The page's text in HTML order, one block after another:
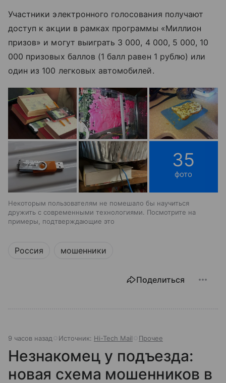
Участники электронного голосования получают
доступ к акции в рамках программы «Миллион
призов» и могут выиграть 3 000, 4 000, 5 000, 10
000 призовых баллов (1 балл равен 1 рублю) или
один из 100 легковых автомобилей.
35
фото
Некоторым пользователям не помешало бы научиться
дружить с современными технологиями. Посмотрите на
примеры, подтверждающие это
Россия мошенники
Поделиться
9 часов назад Источник: Hi-Tech Mail Прочее
Незнакомец у подъезда:
новая схема мошенников в